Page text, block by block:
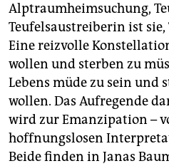
Alptraumheimsuchung,
Teufelsaustreiberin ist
Eine reizvolle
wollen und sterben zu
Lebens müde zu sein und
wollen. Das Aufregende
wird zur Emanzipation –
hoffnungslosen
Beide finden in Janas